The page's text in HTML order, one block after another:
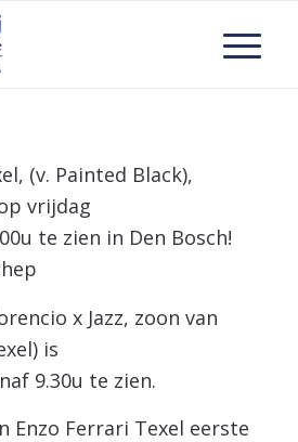
(v. Painted Black),
vrijdag
te zien in Den Bosch!
x Jazz, zoon van
is
9.30u te zien.
Enzo Ferrari Texel eerste